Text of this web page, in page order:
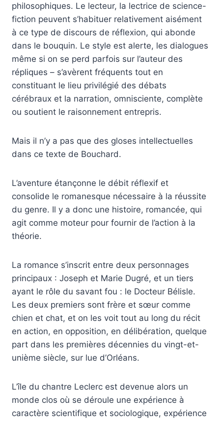
philosophiques. Le lecteur, la lectrice de science-
fiction peuvent s’habituer relativement aisément
à ce type de discours de réflexion, qui abonde
dans le bouquin. Le style est alerte, les dialogues
même si on se perd parfois sur l’auteur des
répliques – s’avèrent fréquents tout en
constituant le lieu privilégié des débats
cérébraux et la narration, omnisciente, complète
ou soutient le raisonnement entrepris.
Mais il n’y a pas que des gloses intellectuelles
dans ce texte de Bouchard.
L’aventure étançonne le débit réflexif et
consolide le romanesque nécessaire à la réussite
du genre. Il y a donc une histoire, romancée, qui
agit comme moteur pour fournir de l’action à la
théorie.
La romance s’inscrit entre deux personnages
principaux : Joseph et Marie Dugré, et un tiers
ayant le rôle du savant fou : le Docteur Bélisle.
Les deux premiers sont frère et sœur comme
chien et chat, et on les voit tout au long du récit
en action, en opposition, en délibération, quelque
part dans les premières décennies du vingt-et-
unième siècle, sur lue d’Orléans.
L’île du chantre Leclerc est devenue alors un
monde clos où se déroule une expérience à
caractère scientifique et sociologique, expérience